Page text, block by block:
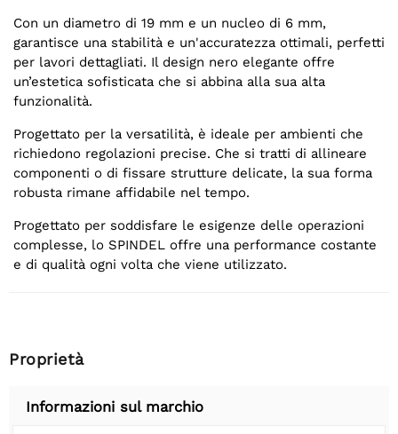
Con un diametro di 19 mm e un nucleo di 6 mm,
garantisce una stabilità e un'accuratezza ottimali, perfetti
per lavori dettagliati. Il design nero elegante offre
un’estetica sofisticata che si abbina alla sua alta
funzionalità.
Progettato per la versatilità, è ideale per ambienti che
richiedono regolazioni precise. Che si tratti di allineare
componenti o di fissare strutture delicate, la sua forma
robusta rimane affidabile nel tempo.
Progettato per soddisfare le esigenze delle operazioni
complesse, lo SPINDEL offre una performance costante
e di qualità ogni volta che viene utilizzato.
Proprietà
Informazioni sul marchio